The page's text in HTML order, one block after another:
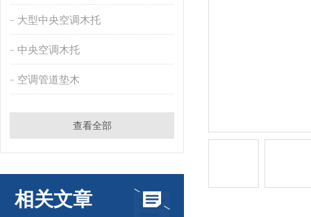
大型中央空调木托
中央空调木托
空调管道垫木
查看全部
相关文章